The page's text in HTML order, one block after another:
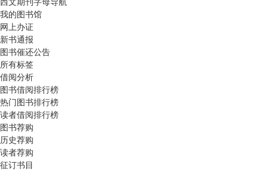
我的图书馆
网上办证
新书通报
图书催还公告
所有标签
借阅分析
图书借阅排行榜
热门图书排行榜
读者借阅排行榜
图书荐购
历史荐购
读者荐购
征订书目